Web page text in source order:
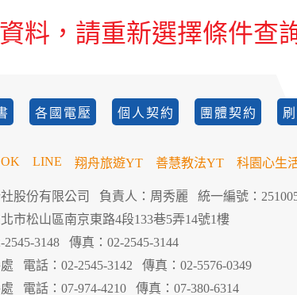
料，請重新選擇條件查
各國電壓 個人契約 團體契約
LINE 翔舟旅遊YT 善慧教法YT 科園心生
股份有限公司 負責人：周秀麗
統一編號：
市松山區南京東路4段133巷5弄14號1樓
3148
傳真：02-2545-3144
電話：02-2545-3142
傳真：02-5576-0349
電話：07-974-4210 傳真：07-380-6314